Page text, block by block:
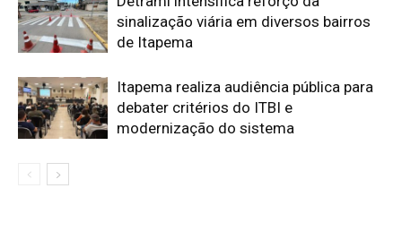
sinalização viária em diversos bairros
de Itapema
Itapema realiza audiência pública para
debater critérios do ITBI e
modernização do sistema